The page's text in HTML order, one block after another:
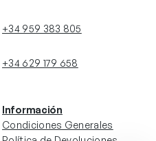
+34 959 383 805
+34 629 179 658
Información
Condiciones Generales